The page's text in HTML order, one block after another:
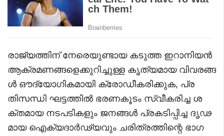
രാജ്യത്തിന് നേരെയുണ്ടായ കടുത്ത ഇറാനിയൻ
ആക്രമണങ്ങളെക്കുറിച്ചുള്ള കൃത്യമായ വിവരങ്ങ
ൾ ഔദ്യോഗികമായി ക്രോഡീകരിക്കുക, പ്ര
തിസന്ധി ഘട്ടത്തിൽ ഭരണകൂടം സ്വീകരിച്ച ശ
ക്തമായ നടപടികളും ജനങ്ങൾ പ്രകടിപ്പിച്ച ദൃഢ
മായ ഐക്യദാർഢ്യവും ചരിത്രത്തിന്റെ ഭാഗ